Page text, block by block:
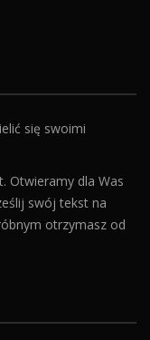
się swoimi
Otwieramy dla Was
swój tekst na
otrzymasz od